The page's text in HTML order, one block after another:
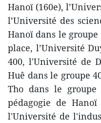
Hanoï (160e),
l’Université des
Hanoï dans le
place, l’Université
400, l'Université de
Huê dans le groupe
Tho dans le
pédagogie de
l'Université de